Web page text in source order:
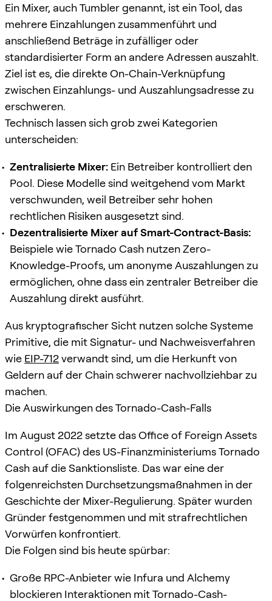
Ein Mixer, auch Tumbler genannt, ist ein Tool, das
mehrere Einzahlungen zusammenführt und
anschließend Beträge in zufälliger oder
standardisierter Form an andere Adressen auszahlt.
Ziel ist es, die direkte On-Chain-Verknüpfung
zwischen Einzahlungs- und Auszahlungsadresse zu
erschweren.
Technisch lassen sich grob zwei Kategorien
unterscheiden:
Zentralisierte Mixer: Ein Betreiber kontrolliert den
Pool. Diese Modelle sind weitgehend vom Markt
verschwunden, weil Betreiber sehr hohen
rechtlichen Risiken ausgesetzt sind.
Dezentralisierte Mixer auf Smart-Contract-Basis:
Beispiele wie Tornado Cash nutzen Zero-
Knowledge-Proofs, um anonyme Auszahlungen zu
ermöglichen, ohne dass ein zentraler Betreiber die
Auszahlung direkt ausführt.
Aus kryptografischer Sicht nutzen solche Systeme
Primitive, die mit Signatur- und Nachweisverfahren
wie EIP-712verwandt sind, um die Herkunft von
Geldern auf der Chain schwerer nachvollziehbar zu
machen.
Die Auswirkungen des Tornado-Cash-Falls
Im August 2022 setzte das Office of Foreign Assets
Control (OFAC) des US-Finanzministeriums Tornado
Cash auf die Sanktionsliste. Das war eine der
folgenreichsten Durchsetzungsmaßnahmen in der
Geschichte der Mixer-Regulierung. Später wurden
Gründer festgenommen und mit strafrechtlichen
Vorwürfen konfrontiert.
Die Folgen sind bis heute spürbar:
Große RPC-Anbieter wie Infura und Alchemy
blockieren Interaktionen mit Tornado-Cash-